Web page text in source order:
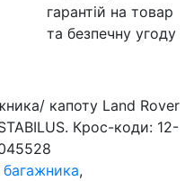
гарантій на товар
та безпечну угоду
капоту Land Rover
Крос-коди: 12-
,